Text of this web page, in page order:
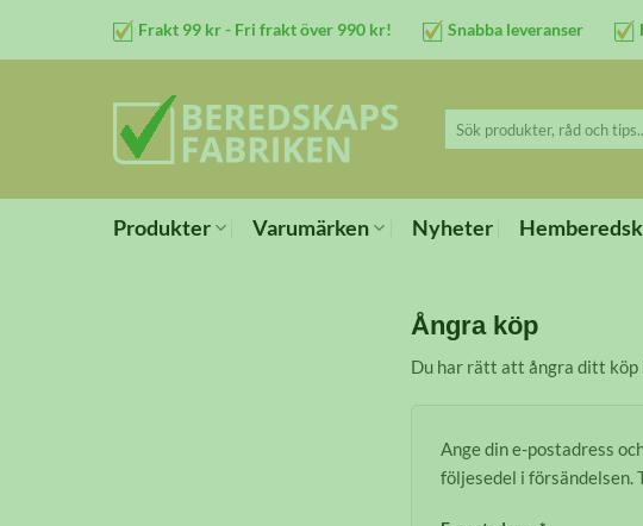
Frakt 99 kr - Fri frakt över 990 kr! Snabba leveranser
Sök
efter:
Produkter Varumärken Nyheter
Ångra köp
Du har rätt att ångra ditt köp
Ange din e-postadress
följesedel i försändelsen.